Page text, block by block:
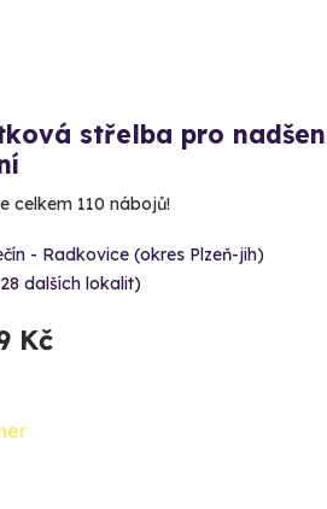
střelba pro
celkem 110 nábojů!
- Radkovice (okres Plzeň-jih)
dalších lokalit)
Kč